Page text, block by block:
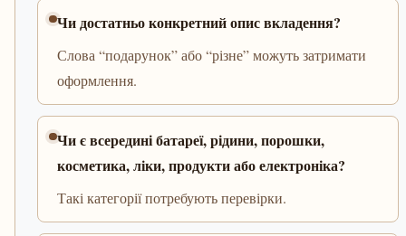
Чи достатньо конкретний опис вкладення?
Слова “подарунок” або “різне” можуть затримати
оформлення.
Чи є всередині батареї, рідини, порошки,
косметика, ліки, продукти або електроніка?
Такі категорії потребують перевірки.